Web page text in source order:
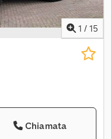
1 / 15
Chiamata